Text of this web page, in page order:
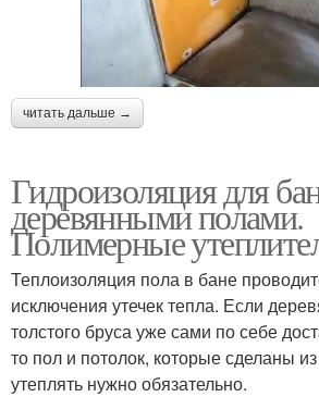
читать дальше →
Гидроизоляция для
деревянными полами.
Полимерные
Теплоизоляция пола в бане
исключения утечек тепла. Если
толстого бруса уже сами по себе
то пол и потолок, которые сделаны из
утеплять нужно обязательно.